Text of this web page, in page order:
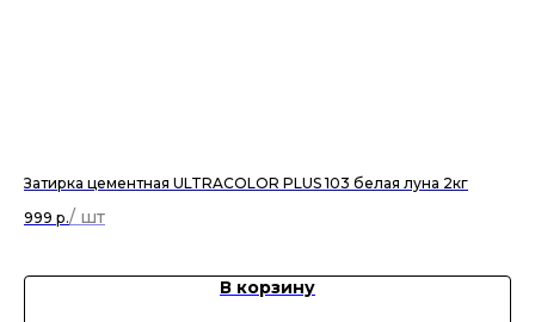
Затирка цементная ULTRACOLOR PLUS 103 белая луна 2кг
999 р.
В корзину